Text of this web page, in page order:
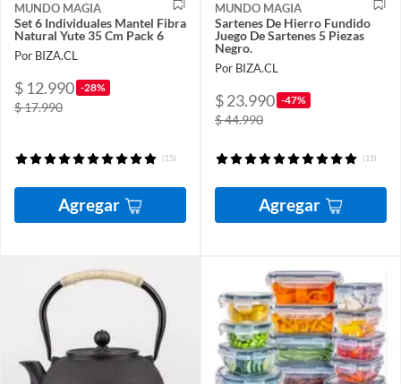
MUNDO MAGIA
Set 6 Individuales Mantel Fibra
Natural Yute 35 Cm Pack 6
Por BIZA.CL
$ 12.990 -28%
$ 17.990
(15)
Agregar
MUNDO MAGIA
Sartenes De Hierro Fundido
Juego De Sartenes 5 Piezas
Negro.
Por BIZA.CL
$ 23.990 -47%
$ 44.990
(15)
Agregar